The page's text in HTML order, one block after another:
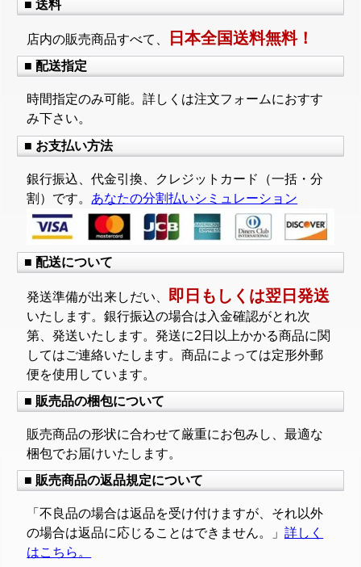
■ 送料
店内の販売商品すべて、 日本全国送料無料！
■ 配送指定
時間指定のみ可能。詳しくは注文フォームにおすす
み下さい。
■ お支払い方法
銀行振込、代金引換、クレジットカード（一括・分
割）です。 あなたの分割払いシミュレーション
■ 配送について
発送準備が出来しだい、 即日もしくは翌日発送
いたします。銀行振込の場合は入金確認がとれ次
第、発送いたします。発送に2日以上かかる商品に関
してはご連絡いたします。商品によっては定形外郵
便を使用しています。
■ 販売品の梱包について
販売商品の形状に合わせて厳重にお包みし、最適な
梱包でお届けいたします。
■ 販売商品の返品規定について
「不良品の場合は返品を受け付けますが、それ以外
の場合は返品に応じることはできません。」詳しく
はこちら。